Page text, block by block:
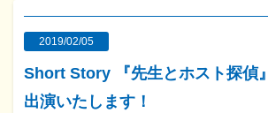
2019/02/05
Short Story 『先生とホスト探偵
出演いたします！